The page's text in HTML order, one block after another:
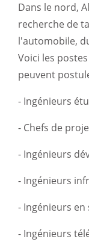
Dans le nord,
recherche de
l'automobile,
Voici les
peuvent
- Ingénieurs
- Chefs de
- Ingénieurs
- Ingénieurs
- Ingénieurs en
- Ingénieurs